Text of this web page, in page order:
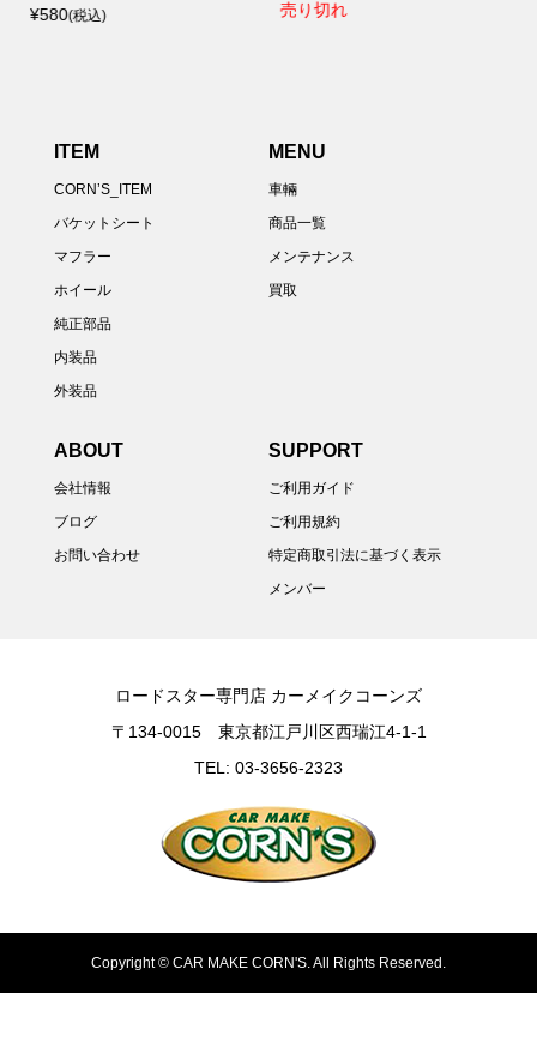
¥580(税込)
売り切れ
ITEM
CORN’S_ITEM
バケットシート
マフラー
ホイール
純正部品
内装品
外装品
MENU
車輛
商品一覧
メンテナンス
買取
ABOUT
会社情報
ブログ
お問い合わせ
SUPPORT
ご利用ガイド
ご利用規約
特定商取引法に基づく表示
メンバー
ロードスター専門店 カーメイクコーンズ
〒134-0015 東京都江戸川区西瑞江4-1-1
TEL: 03-3656-2323
Copyright © CAR MAKE CORN'S. All Rights Reserved.